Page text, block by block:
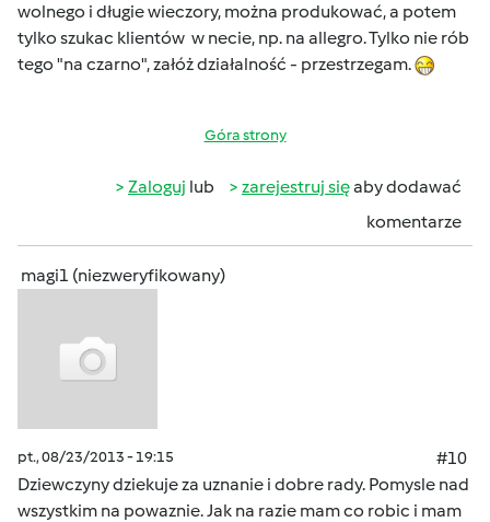
wolnego i długie wieczory, można produkować, a potem
tylko szukac klientów w necie, np. na allegro. Tylko nie rób
tego "na czarno", załóż działalność - przestrzegam.
Góra strony
Zaloguj lub zarejestruj sięaby dodawać
komentarze
magi1 (niezweryfikowany)
pt., 08/23/2013 - 19:15
#10
Dziewczyny dziekuje za uznanie i dobre rady. Pomysle nad
wszystkim na powaznie. Jak na razie mam co robic i mam